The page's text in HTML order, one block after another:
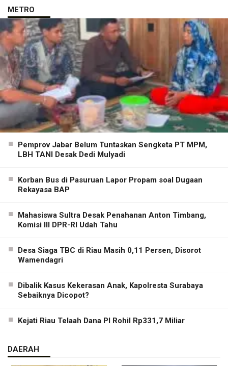
METRO
Pemprov Jabar Belum Tuntaskan Sengketa PT MPM,
LBH TANI Desak Dedi Mulyadi
Korban Bus di Pasuruan Lapor Propam soal Dugaan
Rekayasa BAP
Mahasiswa Sultra Desak Penahanan Anton Timbang,
Komisi III DPR-RI Udah Tahu
Desa Siaga TBC di Riau Masih 0,11 Persen, Disorot
Wamendagri
Dibalik Kasus Kekerasan Anak, Kapolresta Surabaya
Sebaiknya Dicopot?
Kejati Riau Telaah Dana PI Rohil Rp331,7 Miliar
DAERAH